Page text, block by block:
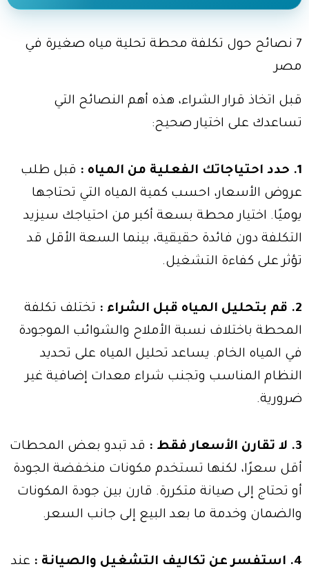
7 نصائح حول تكلفة محطة تحلية مياه صغيرة في
مصر
قبل اتخاذ قرار الشراء، هذه أهم النصائح التي
تساعدك على اختيار صحيح:
1. حدد احتياجاتك الفعلية من المياه :
قبل طلب
عروض الأسعار، احسب كمية المياه التي تحتاجها
يوميًا. اختيار محطة بسعة أكبر من احتياجك سيزيد
التكلفة دون فائدة حقيقية، بينما السعة الأقل قد
تؤثر على كفاءة التشغيل.
2. قم بتحليل المياه قبل الشراء :
تختلف تكلفة
المحطة باختلاف نسبة الأملاح والشوائب الموجودة
في المياه الخام. يساعد تحليل المياه على تحديد
النظام المناسب وتجنب شراء معدات إضافية غير
ضرورية.
3. لا تقارن الأسعار فقط :
قد تبدو بعض المحطات
أقل سعرًا، لكنها تستخدم مكونات منخفضة الجودة
أو تحتاج إلى صيانة متكررة. قارن بين جودة المكونات
والضمان وخدمة ما بعد البيع إلى جانب السعر.
4. استفسر عن تكاليف التشغيل والصيانة :
عند